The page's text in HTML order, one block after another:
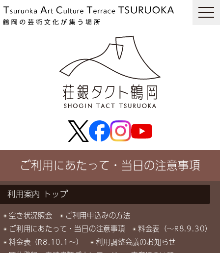
ご利用にあたって・当日の注意事項
利用案内
空き状況照会
ご利用申込みの方法
ご利用にあたって・当日の注意事項
料金表（～R8.9.30）
料金表（R8.10.1～）
利用調整会議のお知らせ